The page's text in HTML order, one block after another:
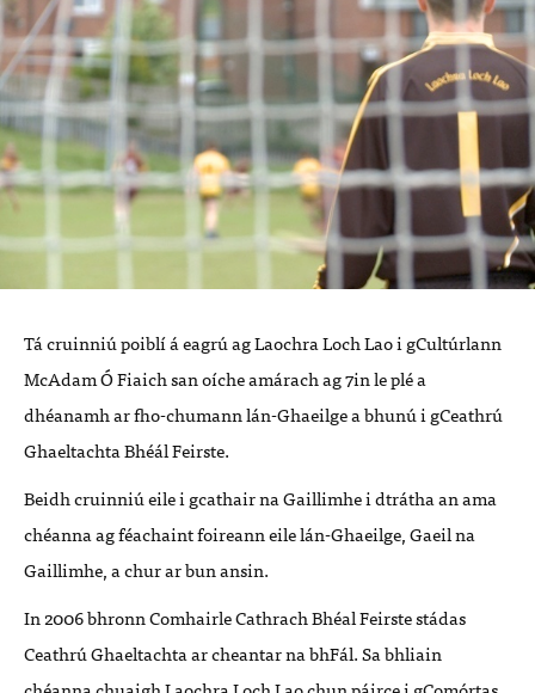
Tá cruinniú poiblí á eagrú ag Laochra Loch Lao i gCultúrlann
McAdam Ó Fiaich san oíche amárach ag 7in le plé a
dhéanamh ar fho-chumann lán-Ghaeilge a bhunú i gCeathrú
Ghaeltachta Bhéál Feirste.
Beidh cruinniú eile i gcathair na Gaillimhe i dtrátha an ama
chéanna ag féachaint foireann eile lán-Ghaeilge, Gaeil na
Gaillimhe, a chur ar bun ansin.
In 2006 bhronn Comhairle Cathrach Bhéal Feirste stádas
Ceathrú Ghaeltachta ar cheantar na bhFál. Sa bhliain